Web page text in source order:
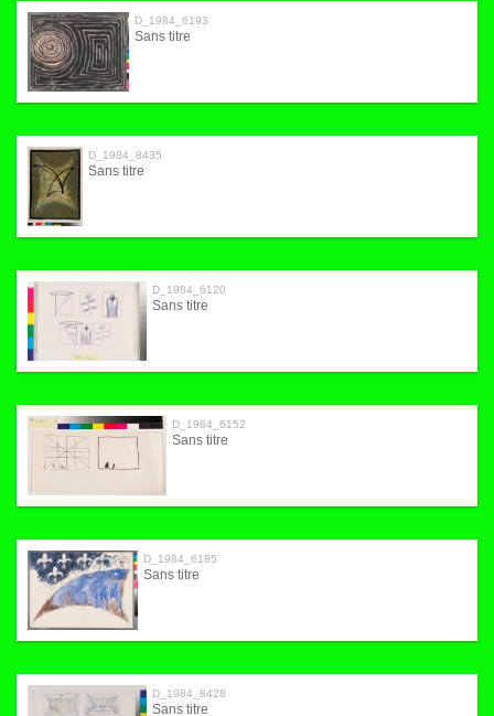
D_1984_6193
Sans titre
D_1984_8435
Sans titre
D_1984_6120
Sans titre
D_1984_6152
Sans titre
D_1984_6185
Sans titre
D_1984_8428
Sans titre